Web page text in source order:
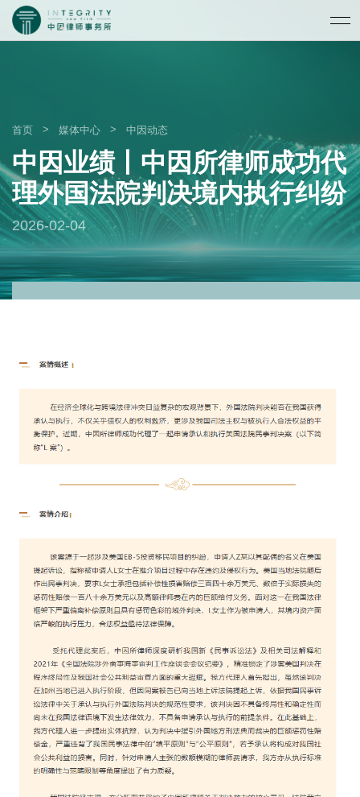
首页 > 媒体中心 > 中因动态
中因业绩丨中因所律师成功代
理外国法院判决境内执行纠纷
2026-02-04